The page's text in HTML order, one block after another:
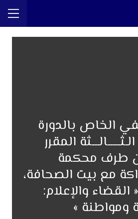
الخاص بالدورة
المقرر
طرف محكمة
مع بيت الصحافة،
والإعلام:
ومواطنة »